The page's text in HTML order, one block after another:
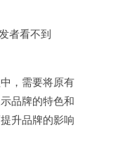
者看不到
，需要将原有
品牌的特色和
升品牌的影响